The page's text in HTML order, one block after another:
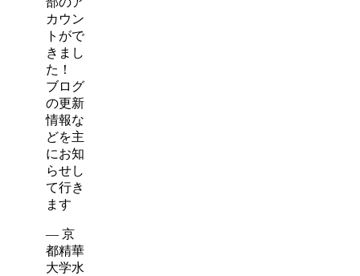
カウン
トがで
きまし
た！
ブログ
の更新
情報な
どを主
にお知
らせし
て行き
ます
— 京
都精華
大学水